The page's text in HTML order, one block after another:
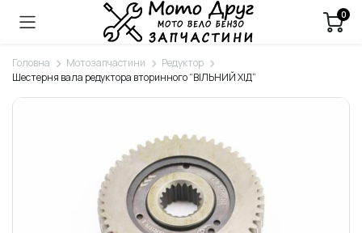
0
Головна Мотозапчастини
Редуктор
Шестерня вала редуктора вторинного “ВІЛЬНИЙ ХІД”